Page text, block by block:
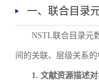
一、联合目录
NSTL联合目录元
间的关联、层级关系
1. 文献资源描述